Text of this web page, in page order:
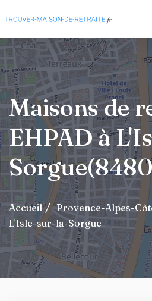
Maisons de
EHPAD à
Accueil Provence-Alpes-
L'Isle-sur-la-Sorgue